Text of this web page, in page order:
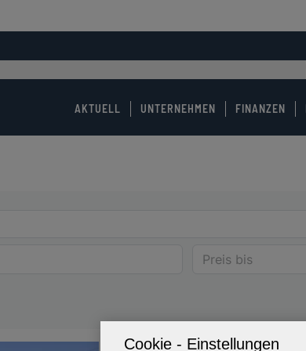
AKTUELL UNTERNEHMEN FINANZEN